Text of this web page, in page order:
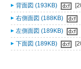
背面図 (193KB)
右側面図 (188KB)
左側面図 (189KB)
下面図 (189KB)